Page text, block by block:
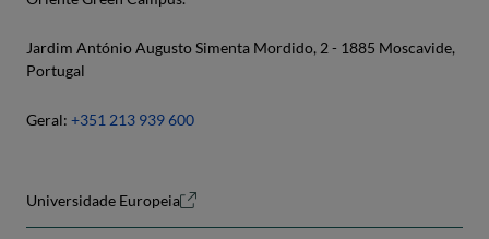
Jardim António Augusto Simenta Mordido, 2 - 1885 Moscavide,
Portugal
Geral: +351 213 939 600
Universidade Europeia